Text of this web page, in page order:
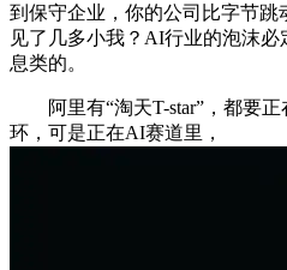
到保守企业，你的公司比字节
见了几多小我？AI行业的泡沫
息类的。
阿里有“淘天T-star”，都要正
环，可是正在AI赛道里，